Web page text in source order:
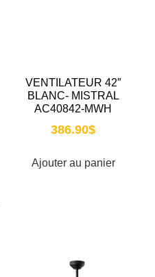
VENTILATEUR 42″
BLANC- MISTRAL
AC40842-MWH
386.90$
Ajouter au panier